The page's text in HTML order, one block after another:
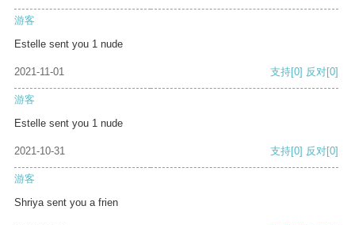
游客
Estelle sent you 1 nude
2021-11-01 支持[0] 反对[0]
游客
Estelle sent you 1 nude
2021-10-31 支持[0] 反对[0]
游客
Shriya sent you a frien